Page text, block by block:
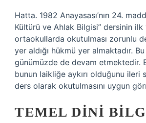
Hatta. 1982 Anayasası’nın 24.
Kültürü ve Ahlak Bilgisi” dersinin ilk
ortaokullarda okutulması zorunlu
yer aldığı hükmü yer almaktadır.
günümüzde de devam etmektedir.
bunun laikliğe aykırı olduğunu ileri
ders olarak okutulmasını uygun
TEMEL DINI